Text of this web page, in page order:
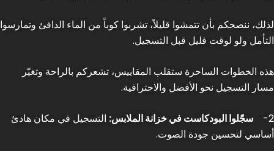
لذلك، ننصحكم بأن تتمشوا قليلاً، تشربوا كوباً من الماء الدافئ وتمارسوا
التأمل ولو لوقت قليل قبل التسجيل.
هذه الخطوات الساحرة ستقلب المقاييس، تشعركم بالراحة وتغيّر
مسار التسجيل نحو الأفضل والاحترافية.
2- سجّلوا البودكاست في خزانة الملابس: التسجيل في مكان هادئ
أساسي لتحسين جودة الصوت.